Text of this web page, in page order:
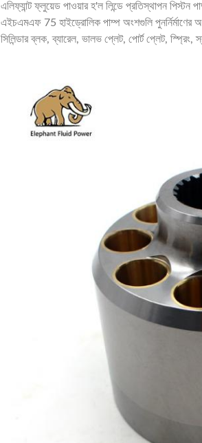
এলিফ্যান্ট ফ্লুয়েড পাওয়ার হ'ল লিন্ডে প্রতিস্থাপন পিস্টন
এইচএমএফ 75 হাইড্রোলিক পাম্প অংশগুলি পুনর্নির্মাণের
সিলিন্ডার ব্লক, ব্যারেল, ভালভ প্লেট, পোর্ট প্লেট,